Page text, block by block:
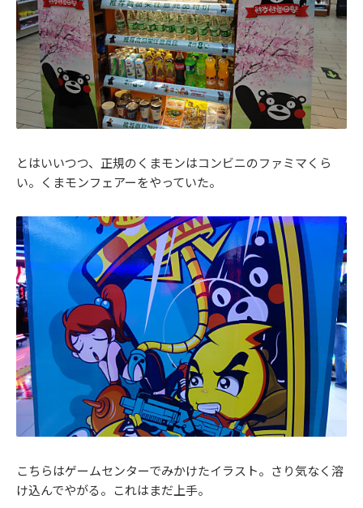
とはいいつつ、正規のくまモンはコンビニのファミマくら
い。くまモンフェアーをやっていた。
こちらはゲームセンターでみかけたイラスト。さり気なく溶
け込んでやがる。これはまだ上手。